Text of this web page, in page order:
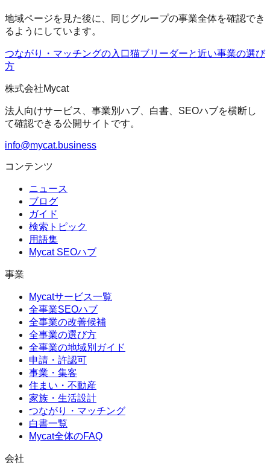
地域ページを見た後に、同じグループの事業全体を確認でき
るようにしています。
つながり・マッチングの入口猫ブリーダーと近い事業の選び
方
株式会社Mycat
法人向けサービス、事業別ハブ、白書、SEOハブを横断し
て確認できる公開サイトです。
info@mycat.business
コンテンツ
ニュース
ブログ
ガイド
検索トピック
用語集
Mycat SEOハブ
事業
Mycatサービス一覧
全事業SEOハブ
全事業の改善候補
全事業の選び方
全事業の地域別ガイド
申請・許認可
事業・集客
住まい・不動産
家族・生活設計
つながり・マッチング
白書一覧
Mycat全体のFAQ
会社